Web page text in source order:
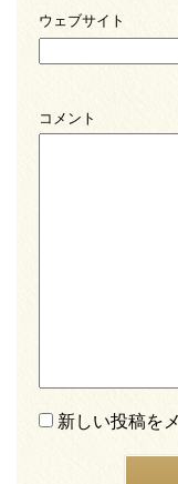
ウェブサイト
コメント
新しい投稿を